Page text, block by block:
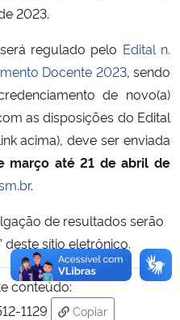
2023.
regulado pelo Edital n.
Docente 2023, sendo
de novo(a)
as disposições do Edital
acima), deve ser enviada
março até 21 de abril de
.
de resultados serão
” deste sítio eletrônico.
conteúdo:
1129
Copiar